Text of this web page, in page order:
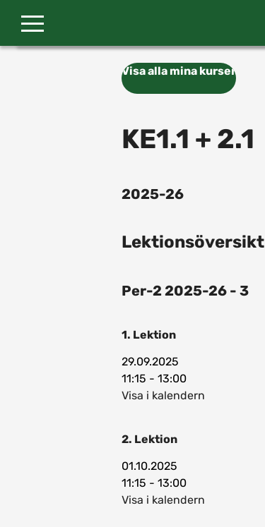
Visa alla mina kurser
KE1.1 + 2.1
2025-26
Lektionsöversikt
Per-2 2025-26 - 3
1. Lektion
29.09.2025
11:15 - 13:00
Visa i kalendern
2. Lektion
01.10.2025
11:15 - 13:00
Visa i kalendern